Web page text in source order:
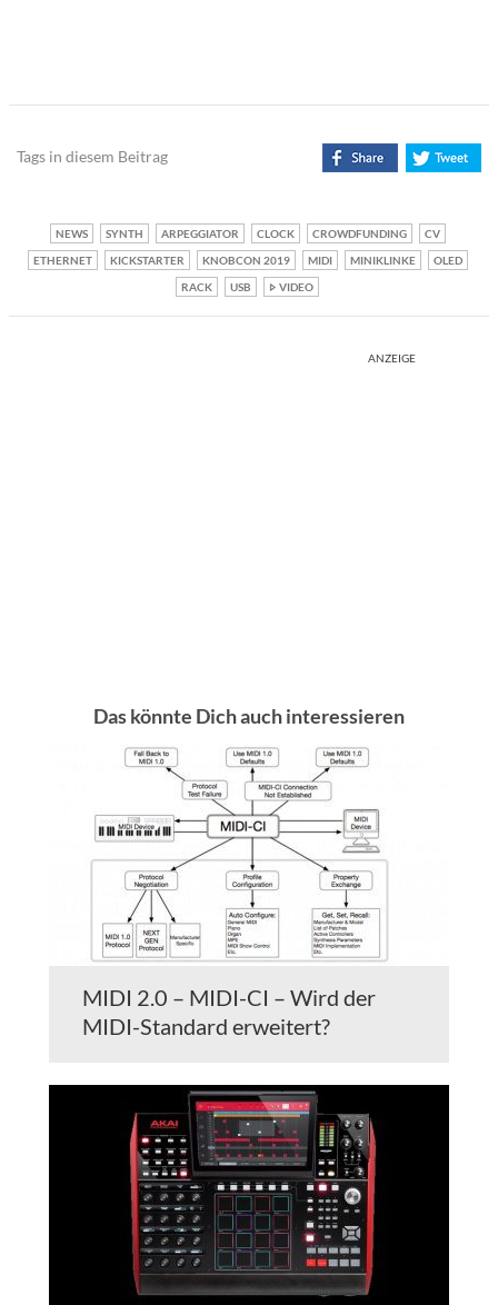
Tags in diesem Beitrag
NEWS SYNTH ARPEGGIATOR CLOCK CROWDFUNDING
CV
ETHERNET
KICKSTARTER KNOBCON 2019 MIDI MINIKLINKE
OLED
RACK
USB VIDEO
ANZEIGE
Das könnte Dich auch interessieren
MIDI 2.0 – MIDI-CI – Wird der
MIDI-Standard erweitert?